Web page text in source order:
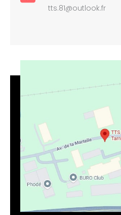
tts.81@outlook.fr